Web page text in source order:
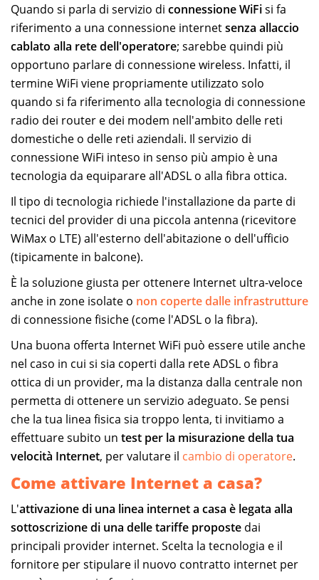
Quando si parla di servizio di connessione WiFisi fa
riferimento a una connessione internetsenza allaccio
cablato alla rete dell'operatore; sarebbe quindi più
opportuno parlare di connessione wireless. Infatti, il
termine WiFi viene propriamente utilizzato solo
quando si fa riferimento alla tecnologia di connessione
radio dei router e dei modem nell'ambito delle reti
domestiche o delle reti aziendali. Il servizio di
connessione WiFi inteso in senso più ampio è una
tecnologia da equiparare all'ADSL o alla fibra ottica.
Il tipo di tecnologia richiede l'installazione da parte di
tecnici del provider di una piccola antenna (ricevitore
WiMax o LTE) all'esterno dell'abitazione o dell'ufficio
(tipicamente in balcone).
È la soluzione giusta per ottenere Internet ultra-veloce
anche in zone isolate o non coperte dalle infrastrutture
di connessione fisiche (come l'ADSL o la fibra).
Una buona offerta Internet WiFi può essere utile anche
nel caso in cui si sia coperti dalla rete ADSL o fibra
ottica di un provider, ma la distanza dalla centrale non
permetta di ottenere un servizio adeguato. Se pensi
che la tua linea fisica sia troppo lenta, ti invitiamo a
effettuare subito un test per la misurazione della tua
velocità Internet, per valutare il cambio di operatore.
Come attivare Internet a casa?
L'attivazione di una linea internet a casa è legata alla
sottoscrizione di una delle tariffe proposte dai
principali provider internet. Scelta la tecnologia e il
fornitore per stipulare il nuovo contratto internet per